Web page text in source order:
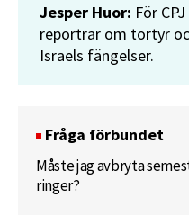
Jesper Huor: För
reportrar om tortyr
Israels fängelser.
Fråga förbundet
Måste jag avbryta
ringer?